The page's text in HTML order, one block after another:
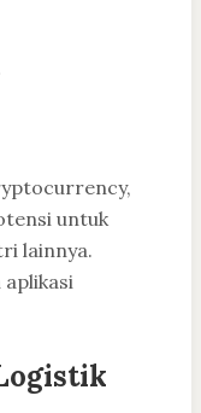
untuk
lainnya.